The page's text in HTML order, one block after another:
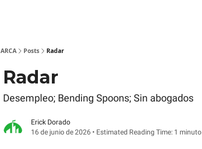
ARCA Posts Radar
Radar
Desempleo; Bending Spoons; Sin abogados
Erick Dorado
16 de junio de 2026 • Estimated Reading Time: 1 minuto